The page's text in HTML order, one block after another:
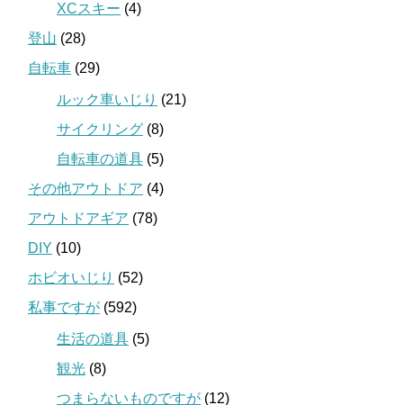
XCスキー (4)
登山 (28)
自転車 (29)
ルック車いじり (21)
サイクリング (8)
自転車の道具 (5)
その他アウトドア (4)
アウトドアギア (78)
DIY (10)
ホビオいじり (52)
私事ですが (592)
生活の道具 (5)
観光 (8)
つまらないものですが (12)